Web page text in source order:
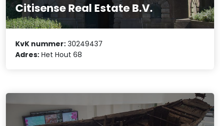
Citisense Real Estate B.V.
KvK nummer: 30249437
Adres: Het Hout 68